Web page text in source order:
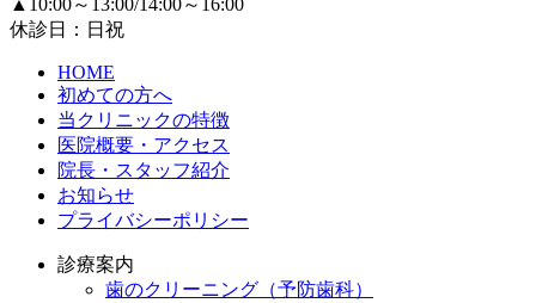
▲10:00～13:00/14:00～16:00
休診日：日祝
HOME
初めての方へ
当クリニックの特徴
医院概要・アクセス
院長・スタッフ紹介
お知らせ
プライバシーポリシー
診療案内
歯のクリーニング（予防歯科）